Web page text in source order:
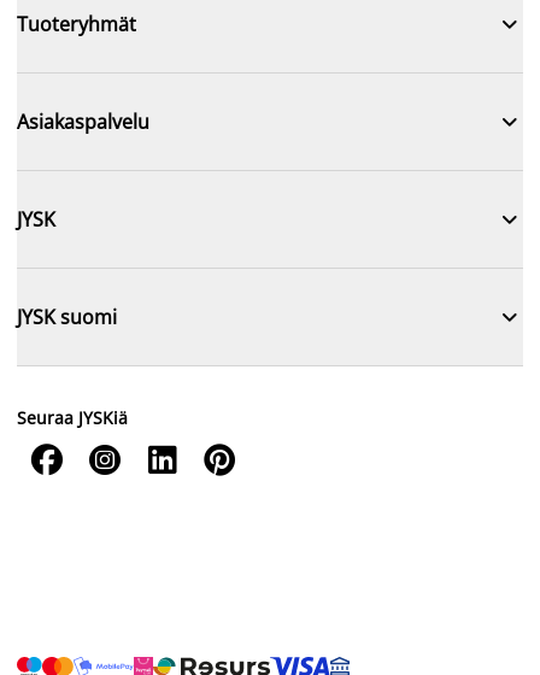
Tuoteryhmät 
Asiakaspalvelu 
JYSK 
JYSK suomi 
Seuraa JYSKiä
   